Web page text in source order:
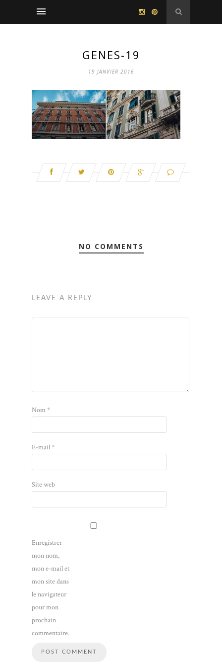
GENES-19
19 JANVIER 2016
NO COMMENTS
LEAVE A REPLY
Nom*
E-mail*
Site web
Enregistrer
mon nom,
mon e-mail et
mon site dans
le navigateur
pour mon
prochain
commentaire.